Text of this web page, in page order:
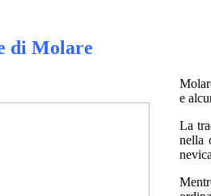
di Molare
e
La
nella